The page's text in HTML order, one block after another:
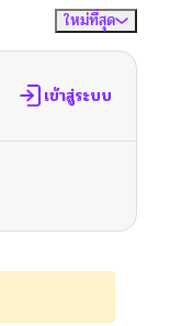
ใหม่ที่สุด
เข้าสู่ระบบ